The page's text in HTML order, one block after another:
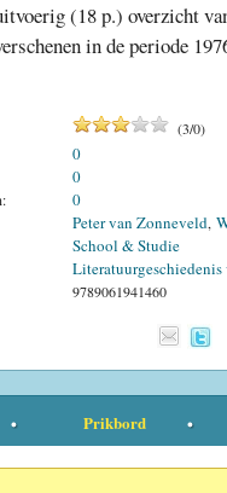
(18 p.) overzicht
in de periode
(3/0)
0
0
0
Peter van Zonneveld,
School & Studie
Literatuurgeschiedenis
9789061941460
Prikbord